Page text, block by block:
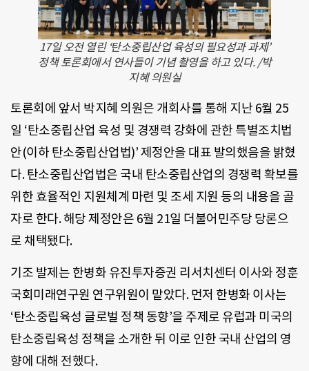
17일 오전 열린 ‘탄소중립산업 육성의 필요성과 과제’
정책 토론회에서 연사들이 기념 촬영을 하고 있다. /박
지혜 의원실
토론회에 앞서 박지혜 의원은 개회사를 통해 지난 6월 25
일 ‘탄소중립산업 육성 및 경쟁력 강화에 관한 특별조치법
안(이하 탄소중립산업법)’ 제정안을 대표 발의했음을 밝혔
다. 탄소중립산업법은 국내 탄소중립산업의 경쟁력 확보를
위한 효율적인 지원체계 마련 및 조세 지원 등의 내용을 골
자로 한다. 해당 제정안은 6월 21일 더불어민주당 당론으
로 채택됐다.
기조 발제는 한병화 유진투자증권 리서치센터 이사와 정훈
국회미래연구원 연구위원이 맡았다. 먼저 한병화 이사는
‘탄소중립육성 글로벌 정책 동향’을 주제로 유럽과 미국의
탄소중립육성 정책을 소개한 뒤 이로 인한 국내 산업의 영
향에 대해 전했다.